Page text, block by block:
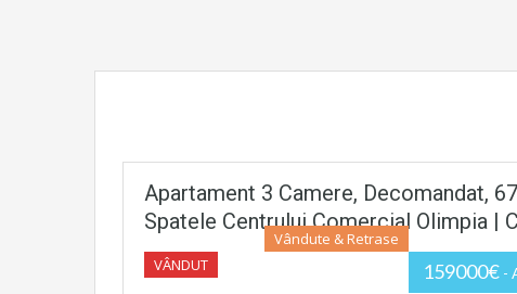
Apartament 3 Camere, Decomandat,
Spatele Centrului Comercial Olimpia |
VÂNDUT
Vândute & Retrase
159000€ -